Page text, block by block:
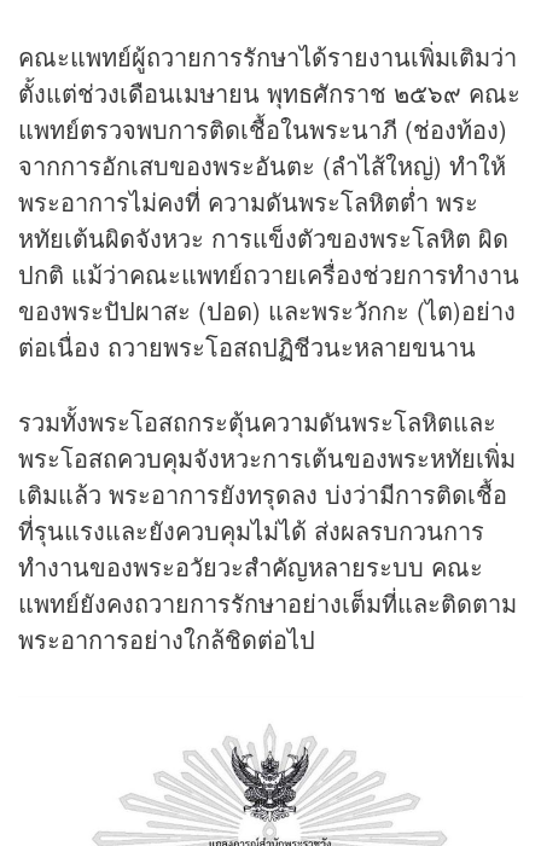
คณะแพทย์ผู้ถวายการรักษาได้รายงานเพิ่มเติมว่า
ตั้งแต่ช่วงเดือนเมษายน พุทธศักราช ๒๕๖๙ คณะ
แพทย์ตรวจพบการติดเชื้อในพระนาภี (ช่องท้อง)
จากการอักเสบของพระอันตะ (ลำไส้ใหญ่) ทำให้
พระอาการไม่คงที่ ความดันพระโลหิตต่ำ พระ
หทัยเต้นผิดจังหวะ การแข็งตัวของพระโลหิต ผิด
ปกติ แม้ว่าคณะแพทย์ถวายเครื่องช่วยการทำงาน
ของพระปัปผาสะ (ปอด) และพระวักกะ (ไต)อย่าง
ต่อเนื่อง ถวายพระโอสถปฏิชีวนะหลายขนาน
รวมทั้งพระโอสถกระตุ้นความดันพระโลหิตและ
พระโอสถควบคุมจังหวะการเต้นของพระหทัยเพิ่ม
เติมแล้ว พระอาการยังทรุดลง บ่งว่ามีการติดเชื้อ
ที่รุนแรงและยังควบคุมไม่ได้ ส่งผลรบกวนการ
ทำงานของพระอวัยวะสำคัญหลายระบบ คณะ
แพทย์ยังคงถวายการรักษาอย่างเต็มที่และติดตาม
พระอาการอย่างใกล้ชิดต่อไป